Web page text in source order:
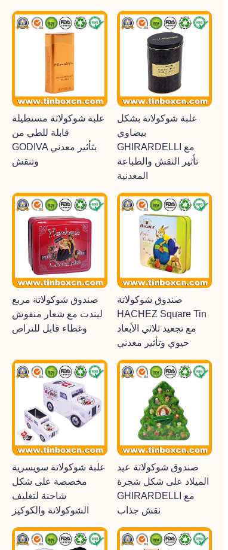
علبة شوكولاتة مستطيلة
قابلة للطي من
GODIVA بتأثير معدني
وتنقش
علبة شوكولاتة بشكل
بيضاوي
GHIRARDELLI مع
تأثير النقش والطباعة
المعدنية
صندوق شوكولاتة مربع
ليندت مع شعار منقوش
وغطاء قابل للتراص
صندوق شوكولاتة
HACHEZ Square Tin
مع تجعيد ثلاثي الأبعاد
حيوي وتأثير معدني
علبة شوكولاتة سويسرية
مخصصة على شكل
شاحنة لتغليف
الشوكولاتة والكوكيز
صندوق شوكولاتة عيد
الميلاد على شكل شجرة
GHIRARDELLI مع
نقش جذاب